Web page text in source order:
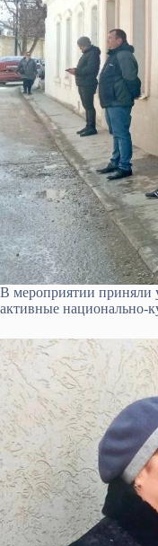
В мероприятии приняли
активные национально-